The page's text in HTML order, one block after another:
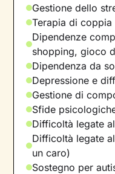
Gestione dello
Terapia di coppia
Dipendenze
shopping, gioco
Dipendenza da
Depressione e
Gestione di
Sfide
Difficoltà legate
Difficoltà legate
un caro)
Sostegno per